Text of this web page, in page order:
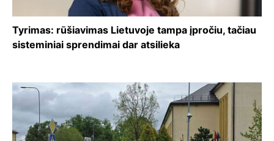
Tyrimas: rūšiavimas Lietuvoje tampa įpročiu, tačiau
sisteminiai sprendimai dar atsilieka